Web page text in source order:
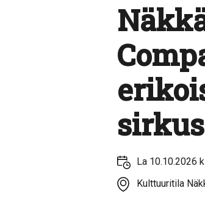
sirkus
La 10.10.2026
Kulttuuritila